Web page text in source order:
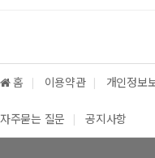
홈 이용약관 개인정보
자주묻는 질문 공지사항